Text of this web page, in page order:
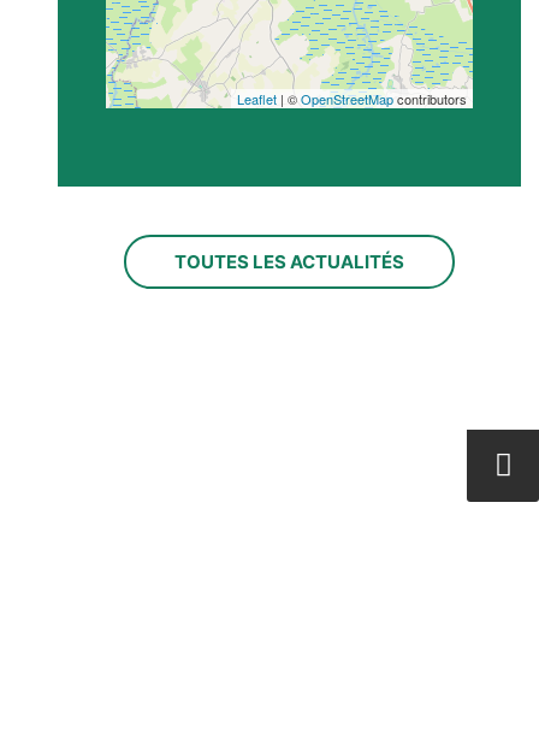
Leaflet| ©OpenStreetMapcontributors
TOUTES LES ACTUALITÉS